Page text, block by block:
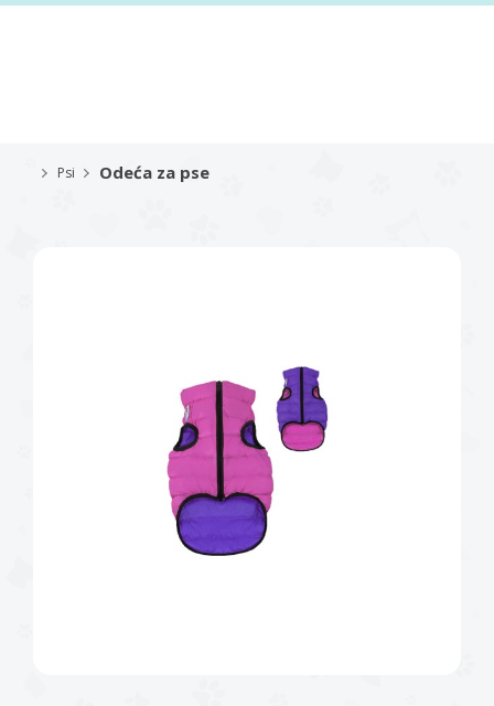
Psi Odeća za pse